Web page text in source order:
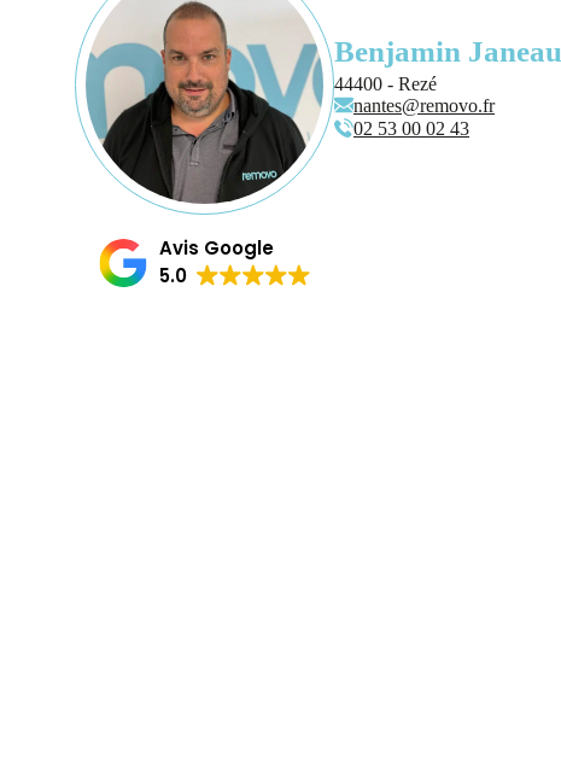
Benjamin Janeau
44400 - Rezé
nantes@removo.fr
02 53 00 02 43
Avis Google
5.0